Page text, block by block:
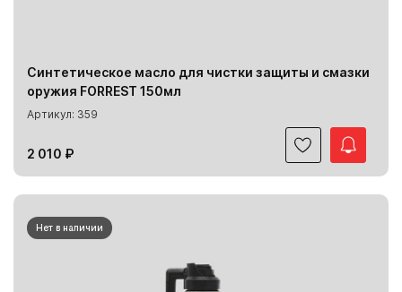
Синтетическое масло для чистки защиты и смазки
оружия FORREST 150мл
Артикул: 359
2 010 ₽
Нет в наличии